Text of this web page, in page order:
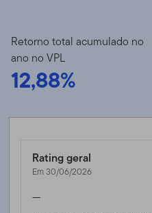
Retorno total acumulado no
ano no VPL
12,88%
Rating geral
Em 30/06/2026
—